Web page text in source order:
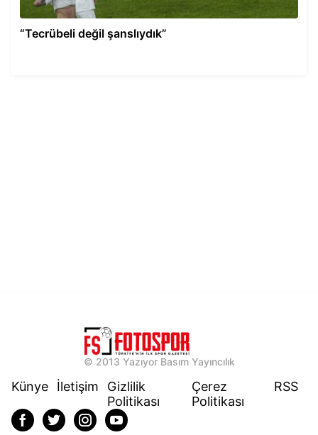
“Tecrübeli değil şanslıydık”
© 2013 Yazıyor Basım Yayıncılık
Künye İletişim
Gizlilik
Politikası
Çerez
Politikası
RSS